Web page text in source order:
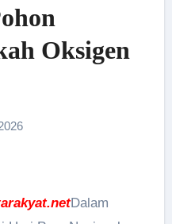
Oksigen
Dalam